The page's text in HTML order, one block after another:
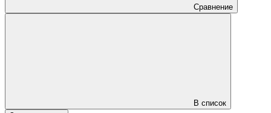
Сравнение
В список